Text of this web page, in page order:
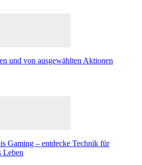
und von ausgewählten Aktionen
Gaming – entdecke Technik für
Leben